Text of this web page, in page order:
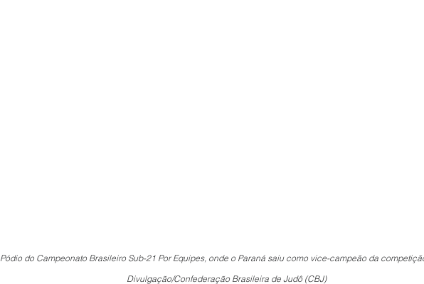
Pódio do Campeonato Brasileiro Sub-21 Por Equipes, onde o Paraná saiu como vice-campeão da
Divulgação/Confederação Brasileira de Judô (CBJ)